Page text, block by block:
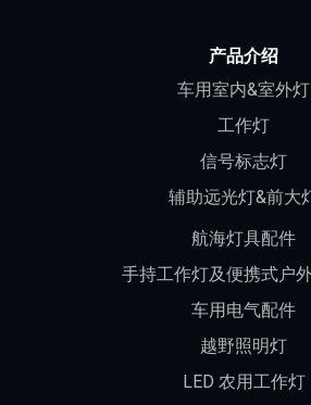
产品介绍
车用室内&室外灯
工作灯
信号标志灯
辅助远光灯&前大
航海灯具配件
手持工作灯及便携式户
车用电气配件
越野照明灯
LED 农用工作灯